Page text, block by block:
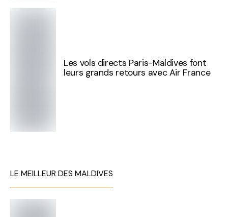
Les vols directs Paris-Maldives font
leurs grands retours avec Air France
LE MEILLEUR DES MALDIVES